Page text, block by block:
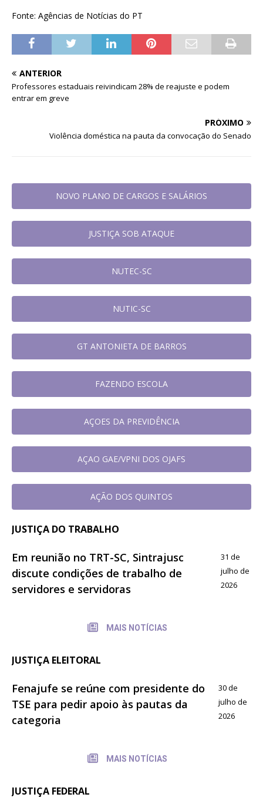
Fonte: Agências de Notícias do PT
ANTERIOR
Professores estaduais reivindicam 28% de reajuste e podem
entrar em greve
PRÓXIMO
Violência doméstica na pauta da convocação do Senado
NOVO PLANO DE CARGOS E SALÁRIOS
JUSTIÇA SOB ATAQUE
NUTEC-SC
NUTIC-SC
GT ANTONIETA DE BARROS
FAZENDO ESCOLA
AÇOES DA PREVIDÊNCIA
AÇAO GAE/VPNI DOS OJAFS
AÇÃO DOS QUINTOS
JUSTIÇA DO TRABALHO
Em reunião no TRT-SC, Sintrajusc
discute condições de trabalho de
servidores e servidoras
31 de
julho de
2026
MAIS NOTÍCIAS
JUSTIÇA ELEITORAL
Fenajufe se reúne com presidente do
TSE para pedir apoio às pautas da
categoria
30 de
julho de
2026
MAIS NOTÍCIAS
JUSTIÇA FEDERAL